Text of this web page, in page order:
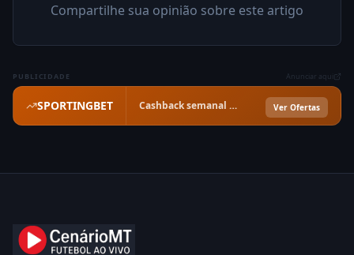
Compartilhe sua opinião sobre este artigo
PUBLICIDADE Anunciar aqui
SPORTINGBET Cashback semanal garantido · Confira as ofertas Ver Ofertas